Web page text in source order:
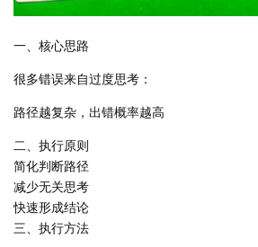
一、核心思路
很多错误来自过度思考：
路径越复杂，出错概率越高
二、执行原则
简化判断路径
减少无关思考
快速形成结论
三、执行方法